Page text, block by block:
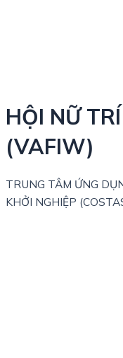
HỘI NỮ
(VAFIW)
TRUNG TÂM ỨNG
KHỞI NGHIỆP